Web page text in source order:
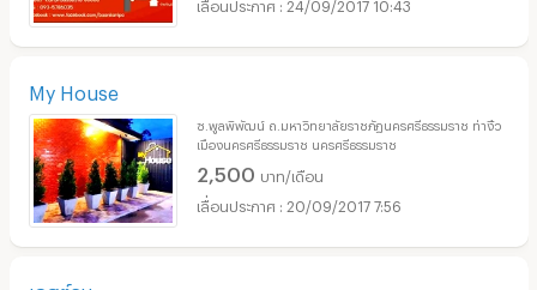
24/09/2017 10:43
My House
ซ.พูลพิพัฒน์ ถ.มหาวิทยาลัยราชภัฏนครศรีธรรมราช ท่างิ้ว
เมืองนครศรีธรรมราช นครศรีธรรมราช
2,500 บาท/เดือน
20/09/2017 7:56